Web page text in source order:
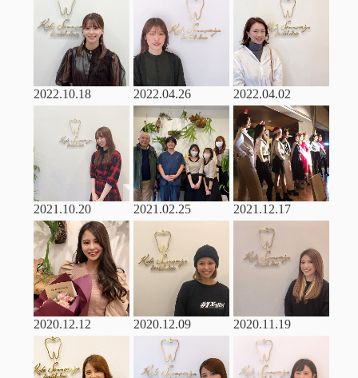
2022.10.18 2022.04.26 2022.04.02
2021.10.20 2021.02.25 2021.12.17
2020.12.12 2020.12.09 2020.11.19